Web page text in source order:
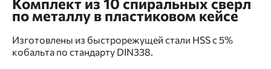
по металлу в пластиковом кейсе
Изготовлены из быстрорежущей стали HSS с 5%
кобальта по стандарту DIN338.